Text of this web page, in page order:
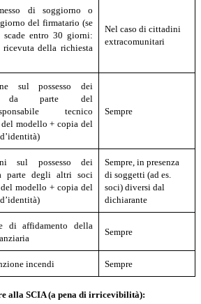
di soggiorno o
del firmatario (se
scade entro 30 giorni:
della richiesta
Nel caso di cittadini
extracomunitari
sul possesso dei
da parte del
tecnico
modello + copia del
Sempre
sul possesso dei
parte degli altri soci
modello + copia del
Sempre, in presenza
di soggetti (ad es.
soci) diversi dal
dichiarante
di affidamento della
Sempre
incendi Sempre
alla SCIA (a pena di irricevibilità):